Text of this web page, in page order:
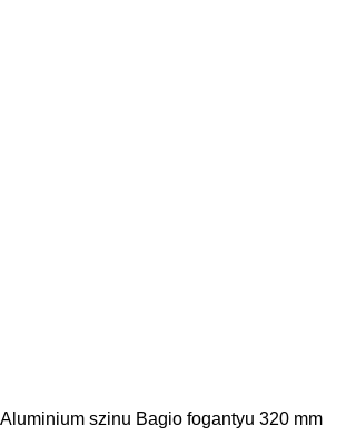
Aluminium szinu Bagio fogantyu 320 mm